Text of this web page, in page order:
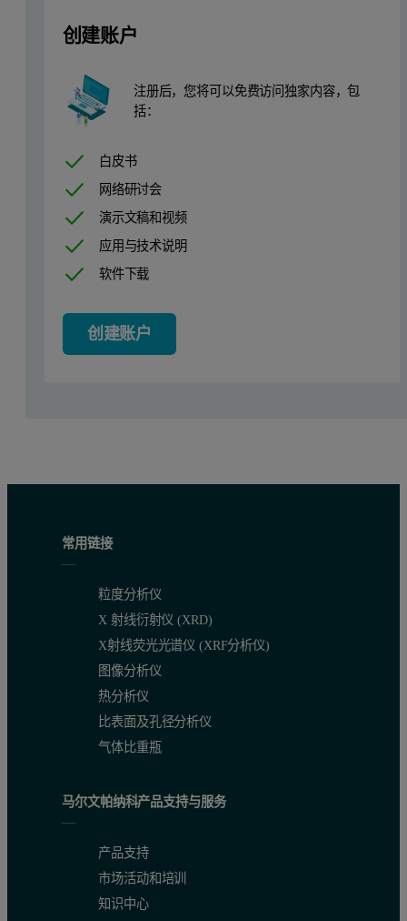
创建账户
注册后，您将可以免费访问独家内容，包
括：
白皮书
网络研讨会
演示文稿和视频
应用与技术说明
软件下载
创建账户
常用链接
粒度分析仪
X 射线衍射仪 (XRD)
X射线荧光光谱仪 (XRF分析仪)
图像分析仪
热分析仪
比表面及孔径分析仪
气体比重瓶
马尔文帕纳科产品支持与服务
产品支持
市场活动和培训
知识中心